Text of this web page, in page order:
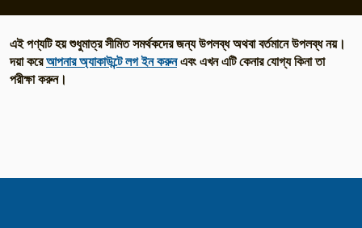
এই পণ্যটি হয় শুধুমাত্র সীমিত সমর্থকদের জন্য উপলব্ধ অথবা বর্তমানে উপলব্ধ নয়।
দয়া করেআপনার অ্যাকাউন্টে লগ ইন করুনএবং এখন এটি কেনার যোগ্য কিনা তা
পরীক্ষা করুন।